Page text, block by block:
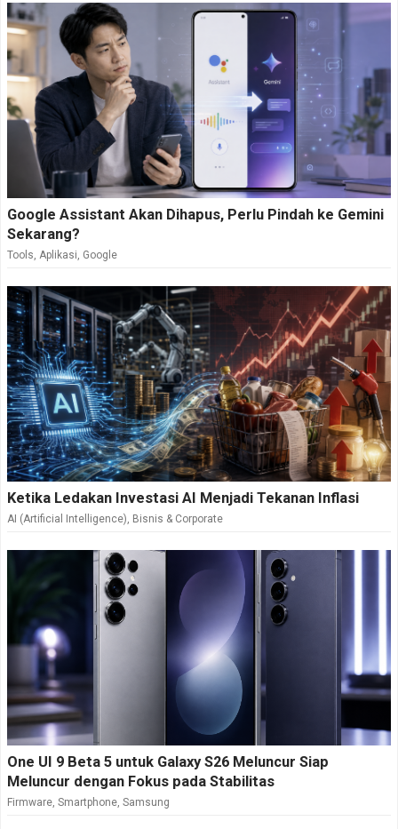
Google Assistant Akan Dihapus, Perlu Pindah ke Gemini
Sekarang?
Tools Aplikasi Google
Ketika Ledakan Investasi AI Menjadi Tekanan Inflasi
AI (Artificial Intelligence) Bisnis & Corporate
One UI 9 Beta 5 untuk Galaxy S26 Meluncur Siap
Meluncur dengan Fokus pada Stabilitas
Firmware Smartphone Samsung